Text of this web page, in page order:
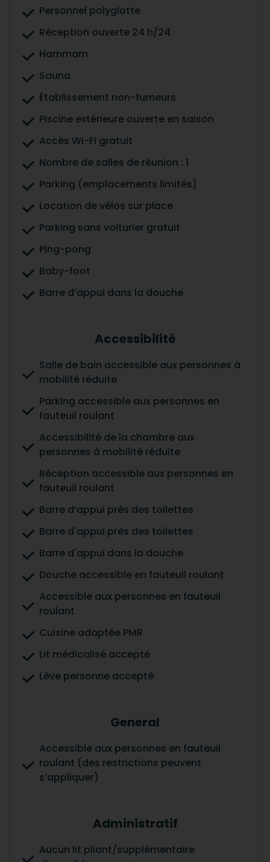
Personnel polyglotte
Réception ouverte 24 h/24
Hammam
Sauna
Établissement non-fumeurs
Piscine extérieure ouverte en saison
Accès Wi-Fi gratuit
Nombre de salles de réunion : 1
Parking (emplacements limités)
Location de vélos sur place
Parking sans voiturier gratuit
Ping-pong
Baby-foot
Barre d’appui dans la douche
Accessibilité
Salle de bain accessible aux personnes à
mobilité réduite
Parking accessible aux personnes en
fauteuil roulant
Accessibilité de la chambre aux
personnes à mobilité réduite
Réception accessible aux personnes en
fauteuil roulant
Barre d’appui près des toilettes
Barre d'appui près des toilettes
Barre d'appui dans la douche
Douche accessible en fauteuil roulant
Accessible aux personnes en fauteuil
roulant
Cuisine adaptée PMR
Lit médicalisé accepté
Lève personne accepté
General
Accessible aux personnes en fauteuil
roulant (des restrictions peuvent
s’appliquer)
Administratif
Aucun lit pliant/supplémentaire